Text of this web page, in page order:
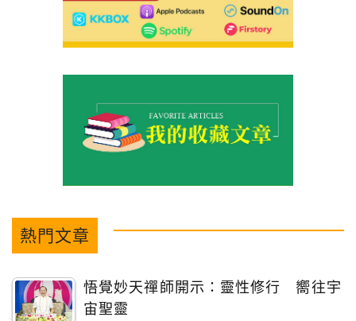
熱門文章
悟覺妙天禪師開示：靈性修行 嚮往宇
宙聖靈